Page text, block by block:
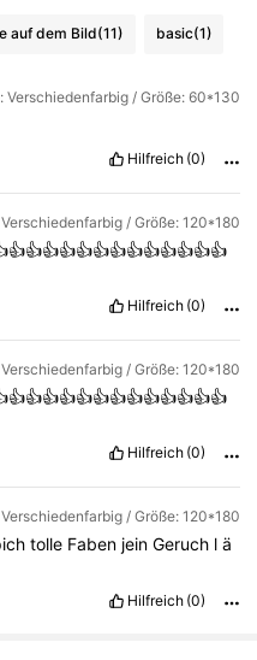
auf dem Bild(11) basic(1)
Verschiedenfarbig / Größe: 60*130
Hilfreich (0)
/ Größe: 120*180
Hilfreich (0)
/ Größe: 120*180
Hilfreich (0)
/ Größe: 120*180
tolle Faben jein Geruch l ä
Hilfreich (0)